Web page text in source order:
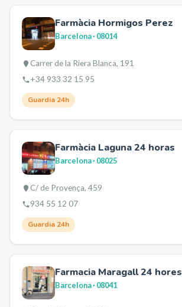
Farmàcia Hormigos Perez
Barcelona· 08014
Carrer de la Riera Blanca, 191
+34 933 32 15 95
Guardia 24h
Farmàcia Laguna 24 horas
Barcelona· 08025
C/ de Provença, 459
934 55 12 07
Guardia 24h
Farmacia Maragall 24 hores
Barcelona· 08041